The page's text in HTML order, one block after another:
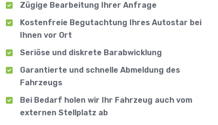
Zügige Bearbeitung Ihrer Anfrage
Kostenfreie Begutachtung Ihres Autostar bei
Ihnen vor Ort
Seriöse und diskrete Barabwicklung
Garantierte und schnelle Abmeldung des
Fahrzeugs
Bei Bedarf holen wir Ihr Fahrzeug auch vom
externen Stellplatz ab